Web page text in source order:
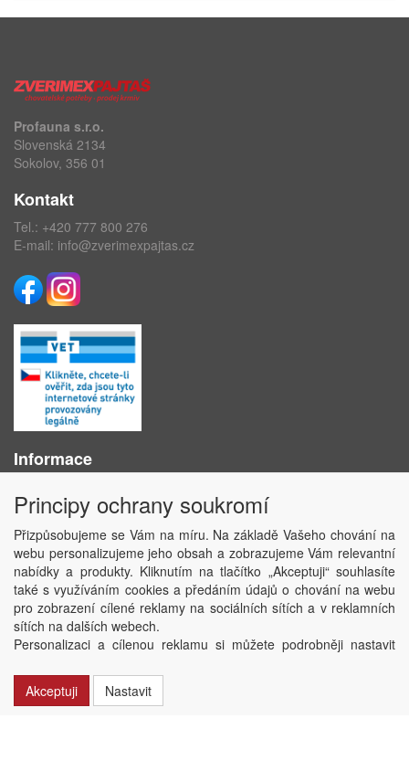
Profauna s.r.o.
Slovenská 2134
Sokolov, 356 01
Kontakt
Tel.: +420 777 800 276
E-mail: info@zverimexpajtas.cz
Informace
Obchodní podmínky
Ochrana osobních údajů
Kontakt
Losování účtenek
Aktuality
Nastavení soukromí
Copyright © ABRA Software a.s. 2020
Principy ochrany soukromí
Přizpůsobujeme se Vám na míru. Na základě Vašeho chování na
webu personalizujeme jeho obsah a zobrazujeme Vám relevantní
nabídky a produkty. Kliknutím na tlačítko „Akceptuji“ souhlasíte
také s využíváním cookies a předáním údajů o chování na webu
pro zobrazení cílené reklamy na sociálních sítích a v reklamních
sítích na dalších webech.
Personalizaci a cílenou reklamu si můžete podrobněji nastavit
Akceptuji
Nastavit